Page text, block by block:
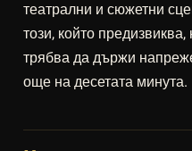
театрални и сюжетни
този, който
трябва да държи
още на десетата минута.